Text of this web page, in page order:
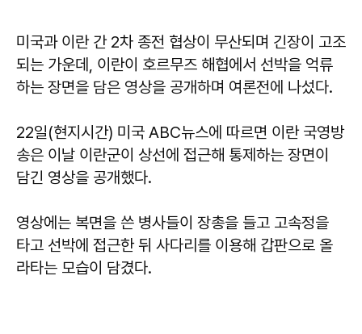
미국과 이란 간 2차 종전 협상이 무산되며 긴장이 고조
되는 가운데, 이란이 호르무즈 해협에서 선박을 억류
하는 장면을 담은 영상을 공개하며 여론전에 나섰다.
22일(현지시간) 미국 ABC뉴스에 따르면 이란 국영방
송은 이날 이란군이 상선에 접근해 통제하는 장면이
담긴 영상을 공개했다.
영상에는 복면을 쓴 병사들이 장총을 들고 고속정을
타고 선박에 접근한 뒤 사다리를 이용해 갑판으로 올
라타는 모습이 담겼다.